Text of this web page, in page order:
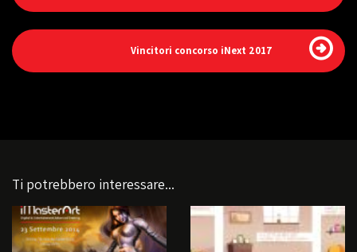
Vincitori concorso iNext 2017
Ti potrebbero interessare...